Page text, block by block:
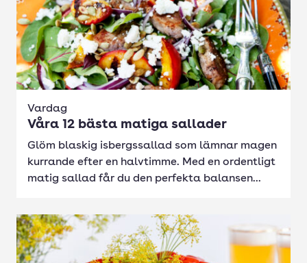
Vardag
Våra 12 bästa matiga sallader
Glöm blaskig isbergssallad som lämnar magen
kurrande efter en halvtimme. Med en ordentligt
matig sallad får du den perfekta balansen...